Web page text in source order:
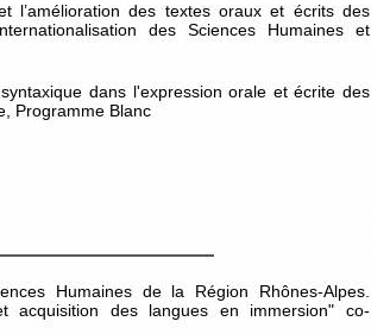
l’amélioration des textes oraux et écrits des
des Sciences Humaines et
dans l'expression orale et écrite des
Programme Blanc
Humaines de la Région Rhônes-Alpes.
acquisition des langues en immersion" co-